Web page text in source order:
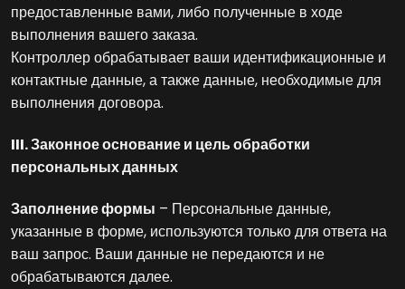
предоставленные вами, либо полученные в ходе
выполнения вашего заказа.
Контроллер обрабатывает ваши идентификационные и
контактные данные, а также данные, необходимые для
выполнения договора.
III. Законное основание и цель обработки
персональных данных
Заполнение формы – Персональные данные,
указанные в форме, используются только для ответа на
ваш запрос. Ваши данные не передаются и не
обрабатываются далее.